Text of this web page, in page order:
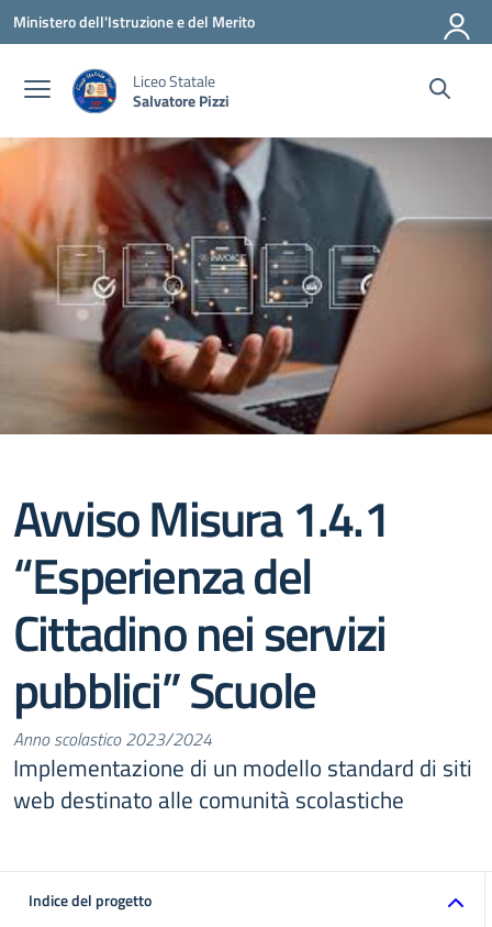
Vai ai contenuti
Vai al menu di navigazione
Vai al footer
Ministero dell'Istruzione e del Merito
Liceo Statale
Salvatore Pizzi
Avviso Misura 1.4.1
“Esperienza del
Cittadino nei servizi
pubblici” Scuole
Anno scolastico 2023/2024
Implementazione di un modello standard di siti
web destinato alle comunità scolastiche
Indice del progetto